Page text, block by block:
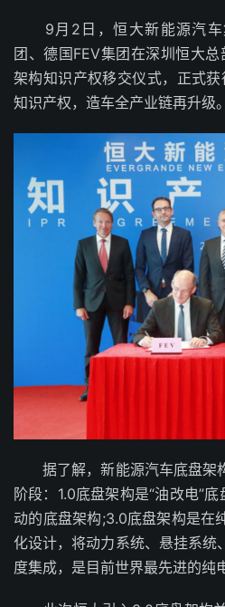
9月2日，恒大新能源汽车
团、德国FEV集团在深圳恒大
架构知识产权移交仪式，正式
知识产权，造车全产业链再升级。
据了解，新能源汽车底盘架
阶段：1.0底盘架构是“油改电”
动的底盘架构;3.0底盘架构是在
化设计，将动力系统、悬挂系统
度集成，是目前世界最先进的纯